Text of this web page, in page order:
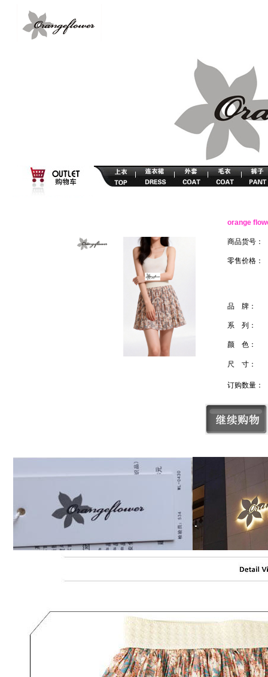
orange
商品货号：
零售价格：
品 牌：
系 列：
颜 色：
尺 寸：
订购数量：